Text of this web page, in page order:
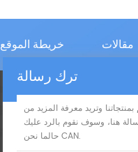
خريطة الموقع مقالات
الإشتراك
ترك رسالة
وتريد معرفة المزيد من
هنا، وسوف نقوم بالرد عليك
حالما نحن CAN.